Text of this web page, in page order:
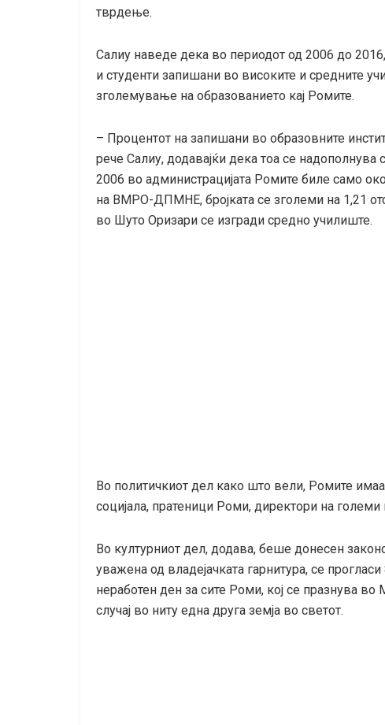
тврдење.
Салиу наведе дека во периодот од 2006 до
и студенти запишани во високите и средните
зголемување на образованието кај Ромите.
– Процентот на запишани во образовните
рече Салиу, додавајќи дека тоа се
2006 во администрацијата Ромите биле само
на ВМРО-ДПМНЕ, бројката се зголеми на 1,21
во Шуто Оризари се изгради средно училиште.
Во политичкиот дел како што вели, Ромите
социјала, пратеници Роми, директори на големи
Во културниот дел, додава, беше донесен
уважена од владејачката гарнитура, се
неработен ден за сите Роми, кој се празнува
случај во ниту една друга земја во светот.